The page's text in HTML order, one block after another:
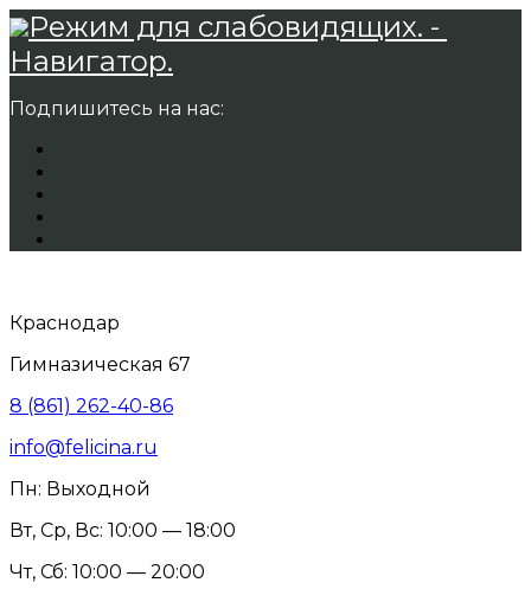
Режим для слабовидящих. -
Навигатор.
Подпишитесь на нас:
Краснодар
Гимназическая 67
8 (861) 262-40-86
info@felicina.ru
Пн: Выходной
Вт, Ср, Вс: 10:00 — 18:00
Чт, Сб: 10:00 — 20:00